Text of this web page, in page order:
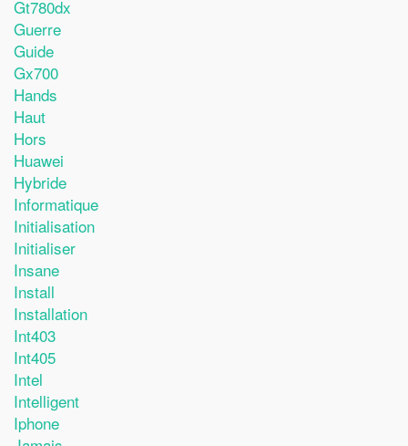
Gt780dx
Guerre
Guide
Gx700
Hands
Haut
Hors
Huawei
Hybride
Informatique
Initialisation
Initialiser
Insane
Install
Installation
Int403
Int405
Intel
Intelligent
Iphone